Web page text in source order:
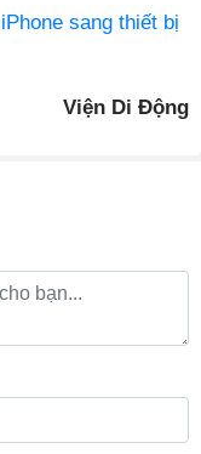
sang thiết bị
Viện Di Động